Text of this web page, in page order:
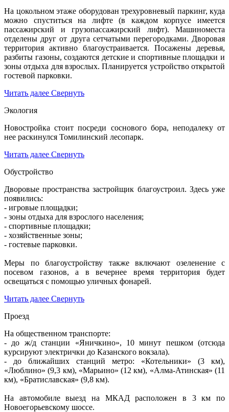
На цокольном этаже оборудован трехуровневый паркинг, куда
можно спуститься на лифте (в каждом корпусе имеется
пассажирский и грузопассажирский лифт). Машиноместа
отделены друг от друга сетчатыми перегородками. Дворовая
территория активно благоустраивается. Посажены деревья,
разбиты газоны, создаются детские и спортивные площадки и
зоны отдыха для взрослых. Планируется устройство открытой
гостевой парковки.
Читать далее Свернуть
Экология
Новостройка стоит посреди соснового бора, неподалеку от
нее раскинулся Томилинский лесопарк.
Читать далее Свернуть
Обустройство
Дворовые пространства застройщик благоустроил. Здесь уже
появились:
- игровые площадки;
- зоны отдыха для взрослого населения;
- спортивные площадки;
- хозяйственные зоны;
- гостевые парковки.
Меры по благоустройству также включают озеленение с
посевом газонов, а в вечернее время территория будет
освещаться с помощью уличных фонарей.
Читать далее Свернуть
Проезд
На общественном транспорте:
- до ж/д станции «Яничкино», 10 минут пешком (отсюда
курсируют электрички до Казанского вокзала).
- до ближайших станций метро: «Котельники» (3 км),
«Люблино» (9,3 км), «Марьино» (12 км), «Алма-Атинская» (11
км), «Братиславская» (9,8 км).
На автомобиле выезд на МКАД расположен в 3 км по
Новоегорьевскому шоссе.